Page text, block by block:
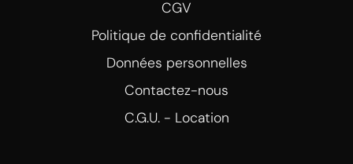
CGV
Politique de confidentialité
Données personnelles
Contactez-nous
C.G.U. - Location